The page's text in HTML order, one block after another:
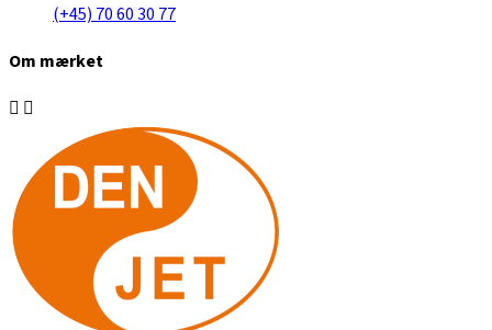
(+45) 70 60 30 77
Om mærket